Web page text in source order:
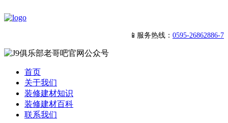
📱服务热线： 0595-26862886-7
首页
关于我们
装修建材知识
装修建材百科
联系我们